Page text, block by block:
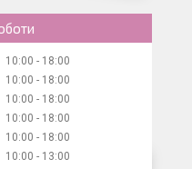
10:00
18:00
10:00
18:00
10:00
18:00
10:00
18:00
10:00
18:00
10:00 13:00